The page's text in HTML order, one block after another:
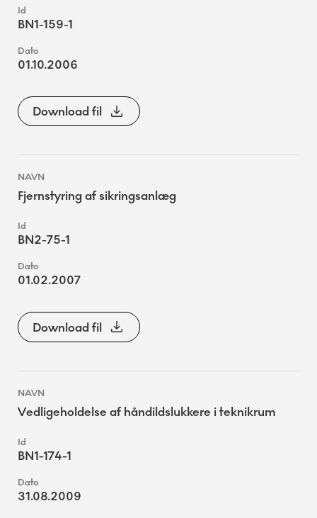
BN1-159-1
01.10.2006
Download fil
Fjernstyring af sikringsanlæg
BN2-75-1
01.02.2007
Download fil
Vedligeholdelse af håndildslukkere i teknikrum
BN1-174-1
31.08.2009